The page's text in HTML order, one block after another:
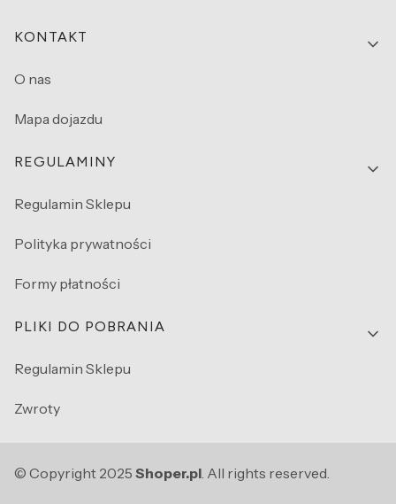
Linki w stopce
KONTAKT
O nas
Mapa dojazdu
REGULAMINY
Regulamin Sklepu
Polityka prywatności
Formy płatności
PLIKI DO POBRANIA
Regulamin Sklepu
Zwroty
© Copyright 2025 Shoper.pl. All rights reserved.